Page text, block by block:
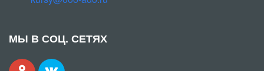
МЫ В СОЦ. СЕТЯХ